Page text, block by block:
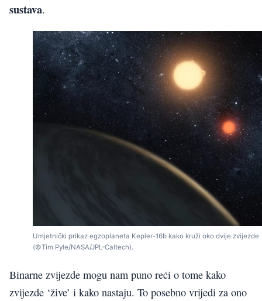
sustava.
Umjetnički prikaz egzoplaneta Kepler-16b kako kruži oko dvije zvijezde
(©Tim Pyle/NASA/JPL-Caltech).
Binarne zvijezde mogu nam puno reći o tome kako
zvijezde ‘žive’ i kako nastaju. To posebno vrijedi za ono